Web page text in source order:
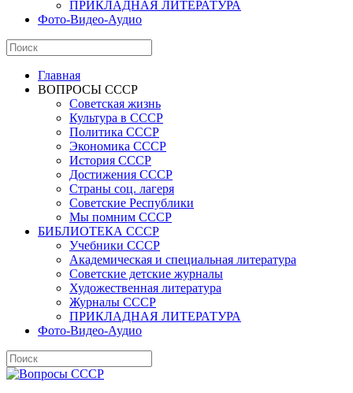
ПРИКЛАДНАЯ ЛИТЕРАТУРА
Фото-Видео-Аудио
Главная
ВОПРОСЫ СССР
Советская жизнь
Культура в СССР
Политика СССР
Экономика СССР
История СССР
Достижения СССР
Страны соц. лагеря
Советские Республики
Мы помним СССР
БИБЛИОТЕКА СССР
Учебники СССР
Академическая и специальная литература
Советские детские журналы
Художественная литература
Журналы СССР
ПРИКЛАДНАЯ ЛИТЕРАТУРА
Фото-Видео-Аудио